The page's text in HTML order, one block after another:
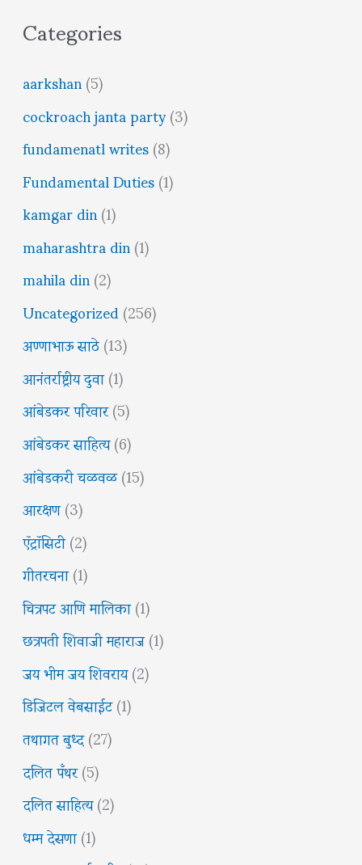
Categories
aarkshan(5)
cockroach janta party(3)
fundamenatl writes(8)
Fundamental Duties(1)
kamgar din(1)
maharashtra din(1)
mahila din(2)
Uncategorized(256)
अण्णाभाऊ साठे(13)
आनंतर्राष्ट्रीय दुवा(1)
आंबेडकर परिवार(5)
आंबेडकर साहित्य(6)
आंबेडकरी चळवळ(15)
आरक्षण(3)
ऍट्रॉसिटी(2)
गीतरचना(1)
चित्रपट आणि मालिका(1)
छत्रपती शिवाजी महाराज(1)
जय भीम जय शिवराय(2)
डिजिटल वेबसाईट(1)
तथागत बुध्द(27)
दलित पँथर(5)
दलित साहित्य(2)
धम्म देसणा(1)